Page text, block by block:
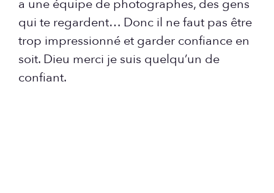
a une équipe de photographes, des gens
qui te regardent… Donc il ne faut pas être
trop impressionné et garder confiance en
soit. Dieu merci je suis quelqu’un de
confiant.